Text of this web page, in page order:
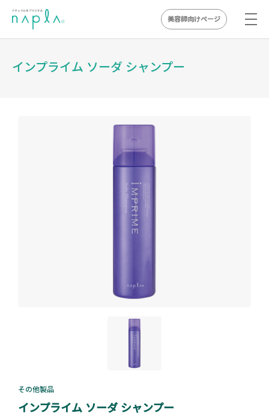
美容師向けページ
インプライム ソーダ シャンプー
その他製品
インプライム ソーダ シャンプー